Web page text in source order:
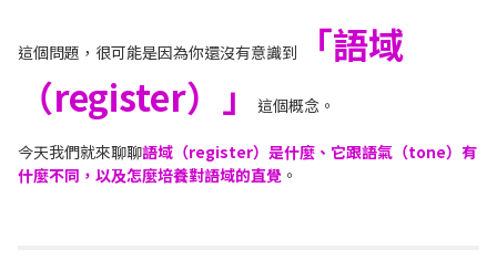
這個問題，很可能是因為你還沒有意識到
「語域
（register）」
這個概念。
今天我們就來聊聊語域（register）是什麼、它跟語氣（tone）有
什麼不同，以及怎麼培養對語域的直覺 。